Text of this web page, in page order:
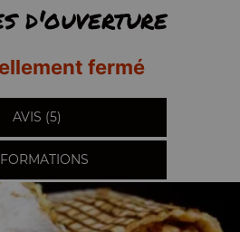
d'ouverture
fermé
AVIS (5)